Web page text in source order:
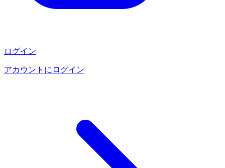
ログイン
アカウントにログイン